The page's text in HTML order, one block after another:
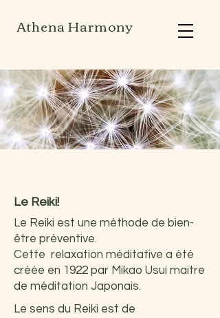
Athena Harmony
Le Reiki!
​Le Reiki est une méthode de bien-
être préventive.
Cette relaxation méditative a été
créée en 1922 par Mikao Usui maitre
de méditation Japonais.
Le sens du Reiki est de